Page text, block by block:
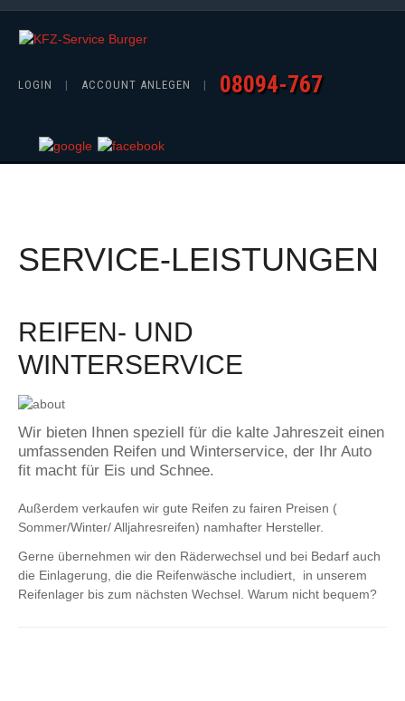
LOGIN | ACCOUNT ANLEGEN | 08094-767
SERVICE-LEISTUNGEN
REIFEN- UND
WINTERSERVICE
Wir bieten Ihnen speziell für die kalte Jahreszeit einen
umfassenden Reifen und Winterservice, der Ihr Auto
fit macht für Eis und Schnee.
Außerdem verkaufen wir gute Reifen zu fairen Preisen (
Sommer/Winter/ Alljahresreifen) namhafter Hersteller.
Gerne übernehmen wir den Räderwechsel und bei Bedarf auch
die Einlagerung, die die Reifenwäsche includiert, in unserem
Reifenlager bis zum nächsten Wechsel. Warum nicht bequem?